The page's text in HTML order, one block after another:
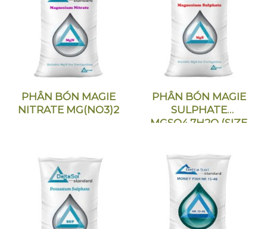
PHÂN BÓN MAGIE
NITRATE MG(NO3)2
PHÂN BÓN MAGIE
SULPHATE
MGSO4.7H2O (SIZE